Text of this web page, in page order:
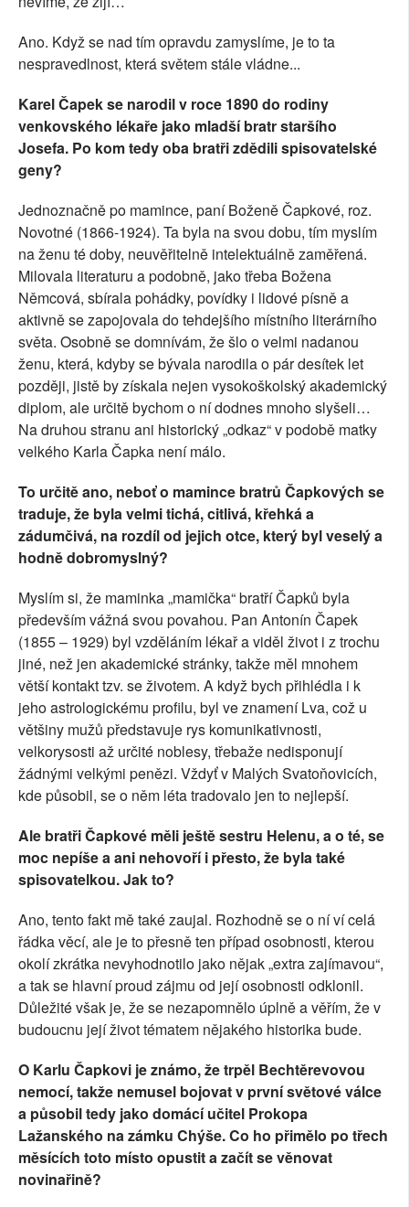
Ano. Když se nad tím opravdu zamyslíme, je to ta
nespravedlnost, která světem stále vládne...
Karel Čapek se narodil v roce 1890 do rodiny
venkovského lékaře jako mladší bratr staršího
Josefa. Po kom tedy oba bratři zdědili spisovatelské
geny?
Jednoznačně po mamince, paní Boženě Čapkové, roz.
Novotné (1866-1924). Ta byla na svou dobu, tím myslím
na ženu té doby, neuvěřitelně intelektuálně zaměřená.
Milovala literaturu a podobně, jako třeba Božena
Němcová, sbírala pohádky, povídky i lidové písně a
aktivně se zapojovala do tehdejšího místního literárního
světa. Osobně se domnívám, že šlo o velmi nadanou
ženu, která, kdyby se bývala narodila o pár desítek let
později, jistě by získala nejen vysokoškolský akademický
diplom, ale určitě bychom o ní dodnes mnoho slyšeli…
Na druhou stranu ani historický „odkaz“ v podobě matky
velkého Karla Čapka není málo.
To určitě ano, neboť o mamince bratrů Čapkových se
traduje, že byla velmi tichá, citlivá, křehká a
zádumčivá, na rozdíl od jejich otce, který byl veselý a
hodně dobromyslný?
Myslím si, že maminka „mamička“ bratří Čapků byla
především vážná svou povahou. Pan Antonín Čapek
(1855 – 1929) byl vzděláním lékař a viděl život i z trochu
jiné, než jen akademické stránky, takže měl mnohem
větší kontakt tzv. se životem. A když bych přihlédla i k
jeho astrologickému profilu, byl ve znamení Lva, což u
většiny mužů představuje rys komunikativnosti,
velkorysosti až určité noblesy, třebaže nedisponují
žádnými velkými penězi. Vždyť v Malých Svatoňovicích,
kde působil, se o něm léta tradovalo jen to nejlepší.
Ale bratři Čapkové měli ještě sestru Helenu, a o té, se
moc nepíše a ani nehovoří i přesto, že byla také
spisovatelkou. Jak to?
Ano, tento fakt mě také zaujal. Rozhodně se o ní ví celá
řádka věcí, ale je to přesně ten případ osobnosti, kterou
okolí zkrátka nevyhodnotilo jako nějak „extra zajímavou“,
a tak se hlavní proud zájmu od její osobnosti odklonil.
Důležité však je, že se nezapomnělo úplně a věřím, že v
budoucnu její život tématem nějakého historika bude.
O Karlu Čapkovi je známo, že trpěl Bechtěrevovou
nemocí, takže nemusel bojovat v první světové válce
a působil tedy jako domácí učitel Prokopa
Lažanského na zámku Chýše. Co ho přimělo po třech
měsících toto místo opustit a začít se věnovat
novinařině?